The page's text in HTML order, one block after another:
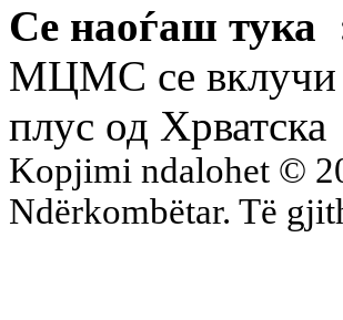
Се наоѓаш тука
МЦМС се вклучи
плус од Хрватска
Kopjimi ndalohet ©
Ndërkombëtar. Të